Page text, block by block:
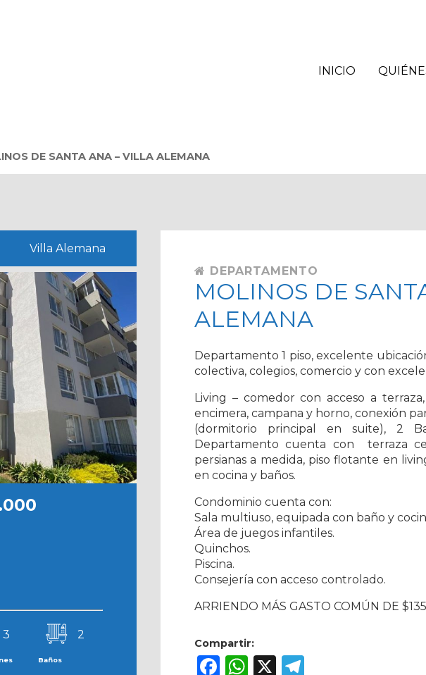
INICIO
DE SANTA ANA – VILLA ALEMANA
Villa Alemana
3 2
Baños
DEPARTAMENTO
MOLINOS DE
ALEMANA
Departamento 1 piso, excelente
colectiva, colegios, comercio y con
Living – comedor con acceso a
encimera, campana y horno, conexión
(dormitorio principal en suite), 2
Departamento cuenta con terraza
persianas a medida, piso flotante en
en cocina y baños.
Condominio cuenta con:
Sala multiuso, equipada con baño y
Área de juegos infantiles.
Quinchos.
Piscina.
Consejería con acceso controlado.
ARRIENDO MÁS GASTO COMÚN DE
Compartir:
Facebook
WhatsApp
X Telegram